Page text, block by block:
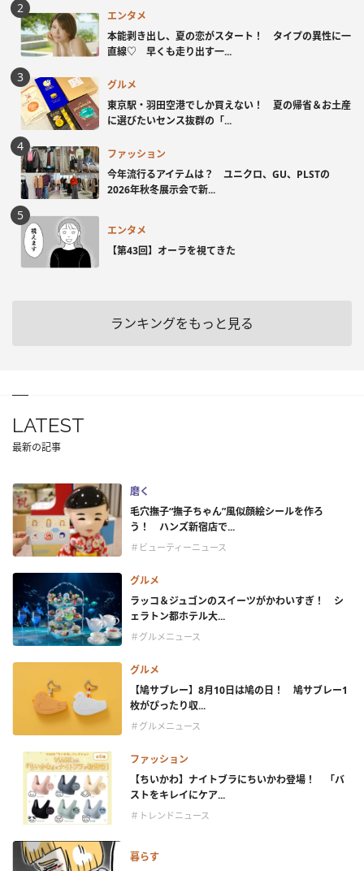
エンタメ
本能剥き出し、夏の恋がスタート！ タイプの異性に一
直線♡ 早くも走り出す一...
グルメ
東京駅・羽田空港でしか買えない！ 夏の帰省＆お土産
に選びたいセンス抜群の「...
ファッション
今年流行るアイテムは？ ユニクロ、GU、PLSTの
2026年秋冬展示会で新...
エンタメ
【第43回】オーラを視てきた
ランキングをもっと見る
LATEST
最新の記事
磨く
毛穴撫子“撫子ちゃん”風似顔絵シールを作ろ
う！ ハンズ新宿店で...
＃ビューティーニュース
グルメ
ラッコ＆ジュゴンのスイーツがかわいすぎ！ シ
ェラトン都ホテル大...
＃グルメニュース
グルメ
【鳩サブレー】8月10日は鳩の日！ 鳩サブレー1
枚がぴったり収...
＃グルメニュース
ファッション
【ちいかわ】ナイトブラにちいかわ登場！ 「バ
ストをキレイにケア...
＃トレンドニュース
暮らす